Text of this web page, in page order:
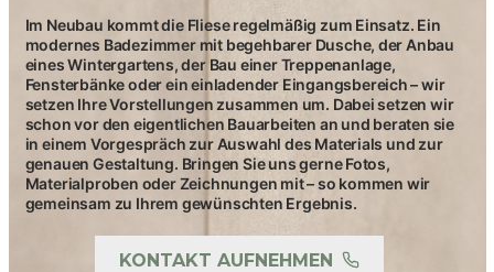
Im Neubau kommt die Fliese regelmäßig zum Einsatz. Ein
modernes Badezimmer mit begehbarer Dusche, der Anbau
eines Wintergartens, der Bau einer Treppenanlage,
Fensterbänke oder ein einladender Eingangsbereich – wir
setzen Ihre Vorstellungen zusammen um. Dabei setzen wir
schon vor den eigentlichen Bauarbeiten an und beraten sie
in einem Vorgespräch zur Auswahl des Materials und zur
genauen Gestaltung. Bringen Sie uns gerne Fotos,
Materialproben oder Zeichnungen mit – so kommen wir
gemeinsam zu Ihrem gewünschten Ergebnis.
KONTAKT AUFNEHMEN